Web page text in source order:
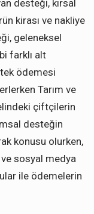
desteği, kırsal
kirası ve nakliye
geleneksel
farklı alt
ödemesi
Tarım ve
çiftçilerin
desteğin
konusu olurken,
sosyal medya
ile ödemelerin